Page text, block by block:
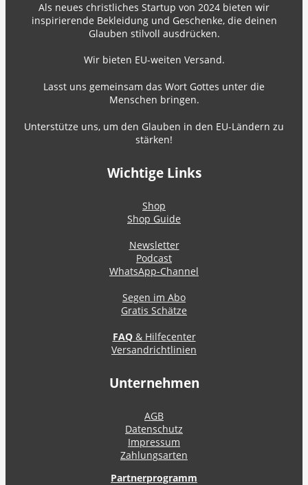
Als neues christliches Startup von 2024 bieten wir
inspirierende Bekleidung und Geschenke, die deinen
Glauben stilvoll ausdrücken.
Wir bieten EU-weiten Versand.
Lasst uns gemeinsam das Wort Gottes unter die
Menschen bringen.
Unterstütze uns, um den Glauben in den EU-Ländern zu
stärken!
Wichtige Links
Shop
Shop Guide
Newsletter
Podcast
WhatsApp-Channel
Segen im Abo
Gratis Schätze
FAQ& Hilfecenter
Versandrichtlinien
Unternehmen
AGB
Datenschutz
Impressum
Zahlungsarten
Partnerprogramm